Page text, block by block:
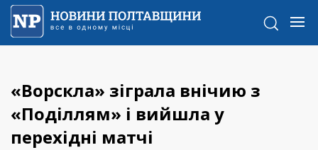
«Ворскла» зіграла внічию з
«Поділлям» і вийшла у
перехідні матчі